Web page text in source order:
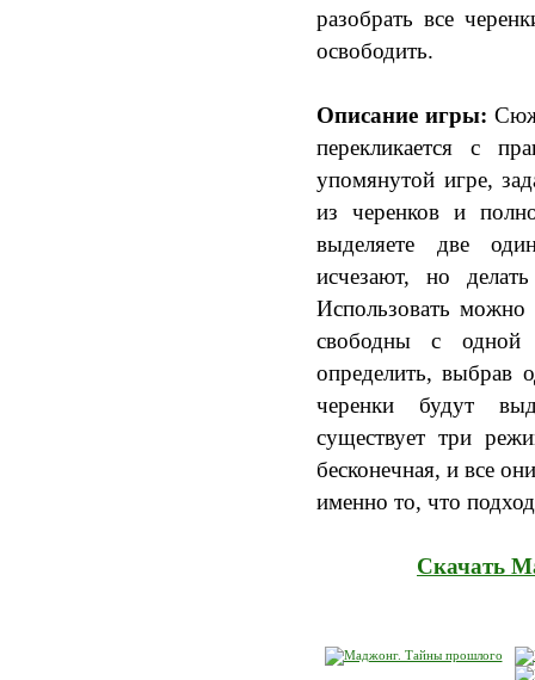
разобрать все
освободить.
Описание игры:
перекликается с
упомянутой игре,
из черенков и
выделяете две
исчезают, но
Использовать
свободны с
определить, выбрав
черенки будут
существует три
бесконечная, и все
именно то, что
Скачать